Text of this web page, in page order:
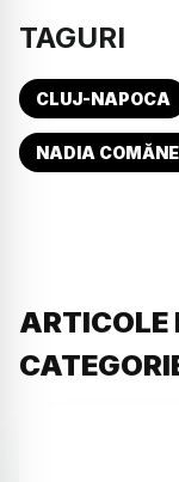
TAGURI
CLUJ-NAPOCA
NADIA
ARTICOLE